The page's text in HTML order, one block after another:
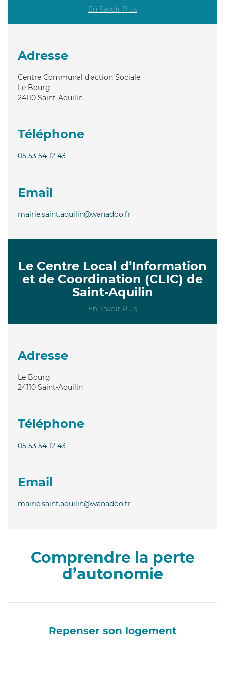
En Savoir Plus
Adresse
Centre Communal d'action Sociale
Le Bourg
24110 Saint-Aquilin
Téléphone
05 53 54 12 43
Email
mairie.saint.aquilin@wanadoo.fr
Le Centre Local d’Information
et de Coordination (CLIC) de
Saint-Aquilin
En Savoir Plus
Adresse
Le Bourg
24110 Saint-Aquilin
Téléphone
05 53 54 12 43
Email
mairie.saint.aquilin@wanadoo.fr
Comprendre la perte
d’autonomie
Repenser son logement